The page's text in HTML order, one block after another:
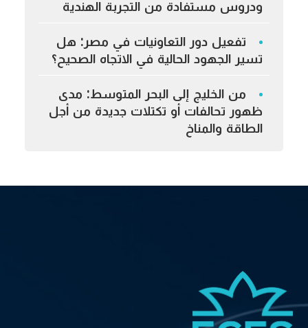
ودروس مستفادة من التجربة الهندية
تفعيل دور التعاونيات في مصر: هل
تسير الجهود الحالية في الاتجاه الصحيح؟
من الخليج إلى البحر المتوسط: مدى
ظهور تحالفات أو تكتلات جديدة من أجل
الطاقة والمناخ